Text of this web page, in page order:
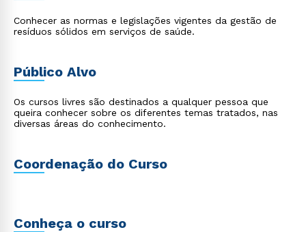
Sólidos de Saúde
Conhecer as normas e legislações vigentes da gestão de
resíduos sólidos em serviços de saúde.
Público Alvo
Os cursos livres são destinados a qualquer pessoa que
queira conhecer sobre os diferentes temas tratados, nas
diversas áreas do conhecimento.
Coordenação do Curso
Conheça o curso